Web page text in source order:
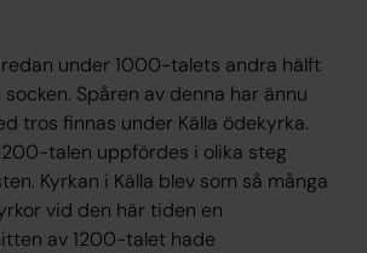
under 1000-talets andra hälft
Spåren av denna har ännu
tros finnas under Källa ödekyrka.
talen uppfördes i olika steg
Kyrkan i Källa blev som så många
vid den här tiden en
av 1200-talet hade